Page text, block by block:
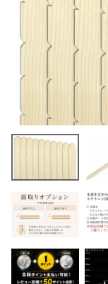
商品から探す
会員メニュ
ご利用ガイド